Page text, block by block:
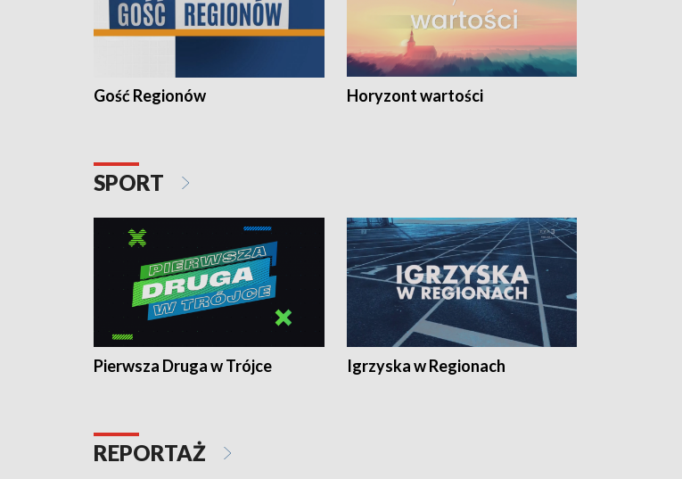
Gość Regionów Horyzont wartości
SPORT
Pierwsza Druga w Trójce Igrzyska w Regionach
REPORTAŻ